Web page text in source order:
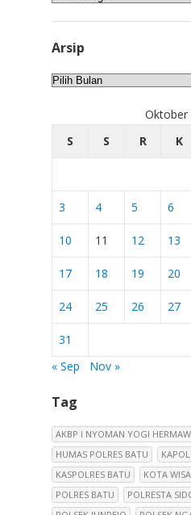
Arsip
Arsip
Oktober
S
S R K
3 4 5 6
10 11 12 13
17 18 19 20
24 25 26 27
31
« Sep
Nov »
Tag
AKBP I NYOMAN YOGI
HUMAS POLRES BATU
KASPOLRES BATU
KOTA
POLRES BATU
POLRESTA